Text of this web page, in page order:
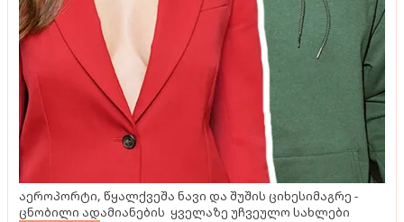
აეროპორტი, წყალქვეშა ნავი და შუშის ციხესიმაგრე -
ცნობილი ადამიანების ყველაზე უჩვეულო სახლები